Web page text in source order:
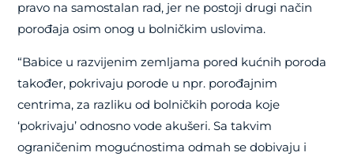
pravo na samostalan rad, jer ne postoji drugi način
porođaja osim onog u bolničkim uslovima.
“Babice u razvijenim zemljama pored kućnih poroda
također, pokrivaju porode u npr. porođajnim
centrima, za razliku od bolničkih poroda koje
‘pokrivaju’ odnosno vode akušeri. Sa takvim
ograničenim mogućnostima odmah se dobivaju i